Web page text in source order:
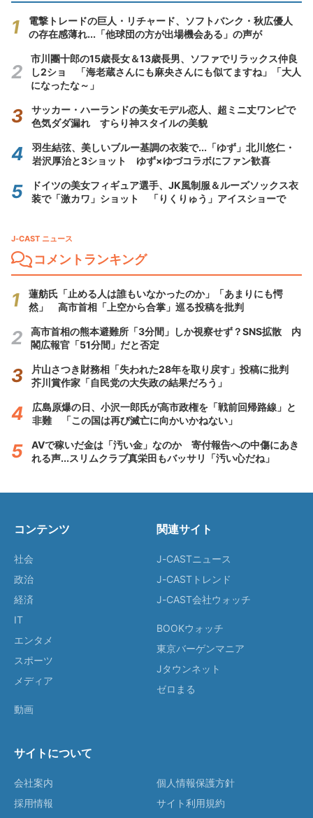
電撃トレードの巨人・リチャード、ソフトバンク・秋広優人
の存在感薄れ...「他球団の方が出場機会ある」の声が
市川團十郎の15歳長女＆13歳長男、ソファでリラックス仲良
し2ショ 「海老蔵さんにも麻央さんにも似てますね」「大人
になったな～」
サッカー・ハーランドの美女モデル恋人、超ミニ丈ワンピで
色気ダダ漏れ すらり神スタイルの美貌
羽生結弦、美しいブルー基調の衣装で...「ゆず」北川悠仁・
岩沢厚治と3ショット ゆず×ゆづコラボにファン歓喜
ドイツの美女フィギュア選手、JK風制服＆ルーズソックス衣
装で「激カワ」ショット 「りくりゅう」アイスショーで
J-CAST ニュース
コメントランキング
蓮舫氏「止める人は誰もいなかったのか」「あまりにも愕
然」 高市首相「上空から合掌」巡る投稿を批判
高市首相の熊本避難所「3分間」しか視察せず？SNS拡散 内
閣広報官「51分間」だと否定
片山さつき財務相「失われた28年を取り戻す」投稿に批判
芥川賞作家「自民党の大失政の結果だろう」
広島原爆の日、小沢一郎氏が高市政権を「戦前回帰路線」と
非難 「この国は再び滅亡に向かいかねない」
AVで稼いだ金は「汚い金」なのか 寄付報告への中傷にあき
れる声...スリムクラブ真栄田もバッサリ「汚い心だね」
コンテンツ
社会
政治
経済
IT
エンタメ
スポーツ
メディア
動画
関連サイト
J-CASTニュース
J-CASTトレンド
J-CAST会社ウォッチ
BOOKウォッチ
東京バーゲンマニア
Jタウンネット
ゼロまる
サイトについて
会社案内
採用情報
個人情報保護方針
サイト利用規約